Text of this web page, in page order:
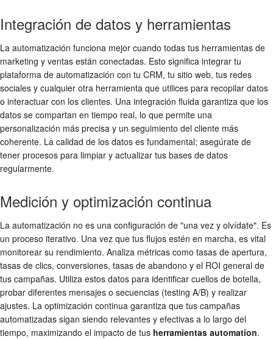
Integración de datos y herramientas
La automatización funciona mejor cuando todas tus herramientas de
marketing y ventas están conectadas. Esto significa integrar tu
plataforma de automatización con tu CRM, tu sitio web, tus redes
sociales y cualquier otra herramienta que utilices para recopilar datos
o interactuar con los clientes. Una integración fluida garantiza que los
datos se compartan en tiempo real, lo que permite una
personalización más precisa y un seguimiento del cliente más
coherente. La calidad de los datos es fundamental; asegúrate de
tener procesos para limpiar y actualizar tus bases de datos
regularmente.
Medición y optimización continua
La automatización no es una configuración de "una vez y olvídate". Es
un proceso iterativo. Una vez que tus flujos estén en marcha, es vital
monitorear su rendimiento. Analiza métricas como tasas de apertura,
tasas de clics, conversiones, tasas de abandono y el ROI general de
tus campañas. Utiliza estos datos para identificar cuellos de botella,
probar diferentes mensajes o secuencias (testing A/B) y realizar
ajustes. La optimización continua garantiza que tus campañas
automatizadas sigan siendo relevantes y efectivas a lo largo del
tiempo, maximizando el impacto de tus herramientas automation.